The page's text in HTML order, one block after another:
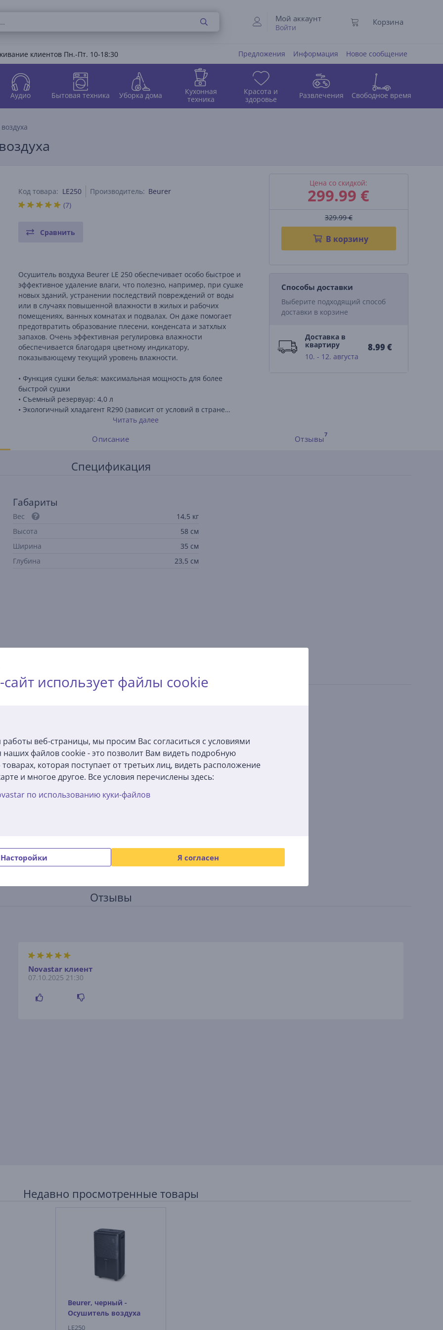
использует файлы cookie
веб-страницы, мы просим Вас согласиться с условиями
наших файлов cookie - это позволит Вам видеть подробную
которая поступает от третьих лиц, видеть расположение
и многое другое. Все условия перечислены здесь:
по использованию куки-файлов
Насторойки Я согласен
Мой аккаунт
Войти
Корзина
клиентов Пн.-Пт. 10-18:30 Предложения Информация Новое сообщение
Аудио Бытовая техника Уборка дома
Кухонная
техника
Красота и
здоровье
Развлечения Свободное время
Код товара: LE250 Производитель: Beurer
(7)
Сравнить
Осушитель воздуха Beurer LE 250 обеспечивает особо быстрое и
эффективное удаление влаги, что полезно, например, при сушке
новых зданий, устранении последствий повреждений от воды
или в случаях повышенной влажности в жилых и рабочих
помещениях, ванных комнатах и подвалах. Он даже помогает
предотвратить образование плесени, конденсата и затхлых
запахов. Очень эффективная регулировка влажности
обеспечивается благодаря цветному индикатору,
показывающему текущий уровень влажности.
• Функция сушки белья: максимальная мощность для более
быстрой сушки
• Съемный резервуар: 4,0 л
• Экологичный хладагент R290 (зависит от условий в стране
Читать далее
Цена со скидкой:
299.99 €
329.99 €
В корзину
Способы доставки
Выберите подходящий способ
доставки в корзине
Доставка в
квартиру
10. - 12. августа
8.99 €
Описание Отзывы
Спецификация
Габариты
Вес
14,5 кг
Высота
58 см
Ширина
35 см
Глубина
23,5 см
Описание
и подвалах
от 45 до 55%
от 30 до 80%
Отзывы
Novastar клиент
07.10.2025 21:30
Недавно просмотренные товары
Beurer, черный -
Осушитель воздуха
LE250